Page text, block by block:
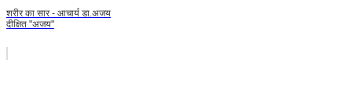
शरीर का सार - आचार्य डा.अजय
दीक्षित "अजय"